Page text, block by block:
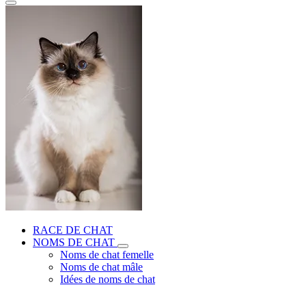
RACE DE CHAT
NOMS DE CHAT
Noms de chat femelle
Noms de chat mâle
Idées de noms de chat